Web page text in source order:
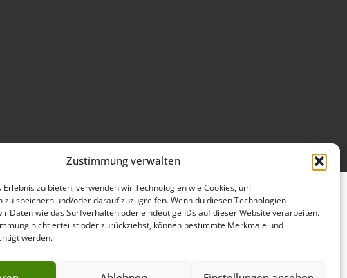
Zustimmung verwalten
zu bieten, verwenden wir Technologien wie Cookies, um
speichern und/oder darauf zuzugreifen. Wenn du diesen Technologien
Daten wie das Surfverhalten oder eindeutige IDs auf dieser Website verarbeiten.
nicht erteilst oder zurückziehst, können bestimmte Merkmale und
werden.
(EU)